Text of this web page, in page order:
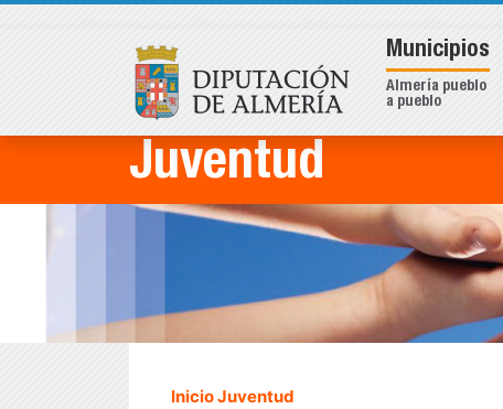
Municipios
Almería pueblo
a pueblo
Juventud
Inicio Juventud